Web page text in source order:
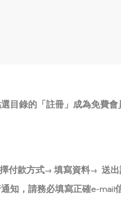
目錄的「註冊」成為免費
付款方式→ 填寫資料→ 送
知，請務必填寫正確e-mail